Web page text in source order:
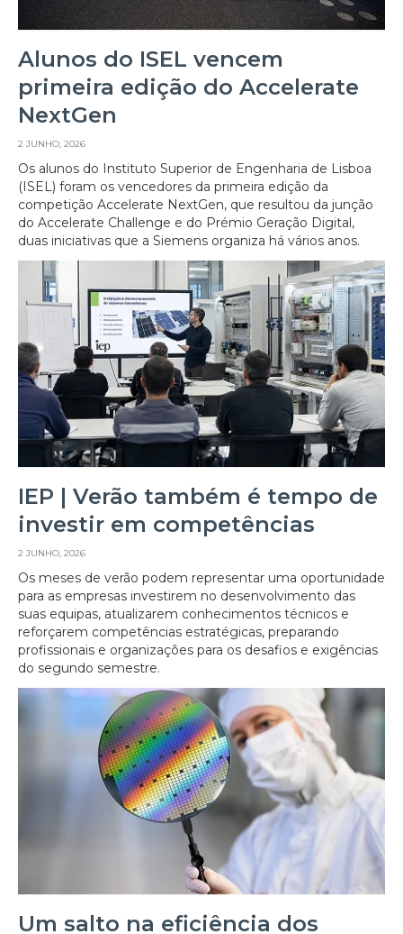
Alunos do ISEL vencem
primeira edição do Accelerate
NextGen
2 JUNHO, 2026
Os alunos do Instituto Superior de Engenharia de Lisboa
(ISEL) foram os vencedores da primeira edição da
competição Accelerate NextGen, que resultou da junção
do Accelerate Challenge e do Prémio Geração Digital,
duas iniciativas que a Siemens organiza há vários anos.
IEP | Verão também é tempo de
investir em competências
2 JUNHO, 2026
Os meses de verão podem representar uma oportunidade
para as empresas investirem no desenvolvimento das
suas equipas, atualizarem conhecimentos técnicos e
reforçarem competências estratégicas, preparando
profissionais e organizações para os desafios e exigências
do segundo semestre.
Um salto na eficiência dos